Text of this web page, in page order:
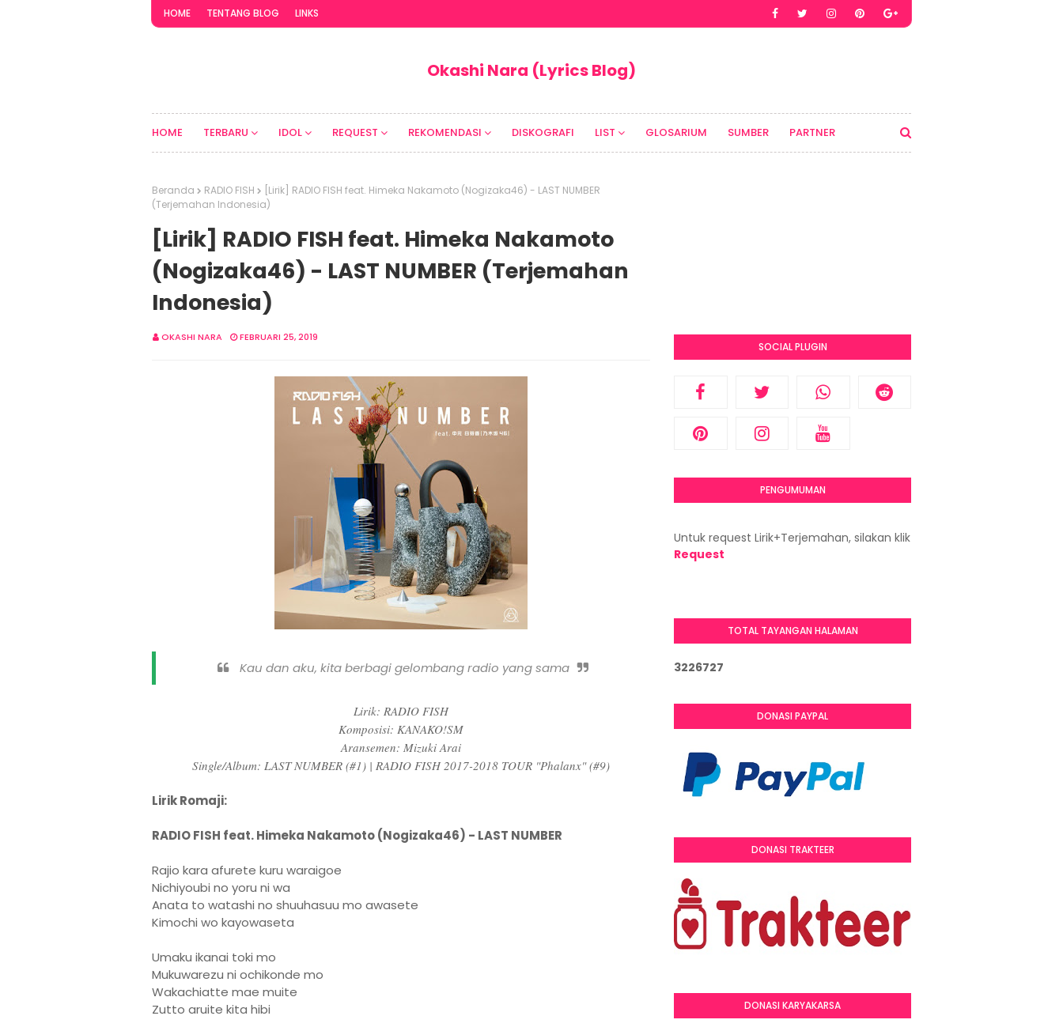
HOME TENTANG BLOG LINKS
Okashi Nara (Lyrics Blog)
HOME TERBARU IDOL REQUEST REKOMENDASI DISKOGRAFI LIST GLOSARIUM SUMBER PARTNER
Beranda RADIO FISH
[Lirik] RADIO FISH feat. Himeka Nakamoto (Nogizaka46) - LAST NUMBER
(Terjemahan Indonesia)
[Lirik] RADIO FISH feat. Himeka Nakamoto
(Nogizaka46) - LAST NUMBER (Terjemahan
Indonesia)
OKASHI NARA FEBRUARI 25, 2019
Kau dan aku, kita berbagi gelombang radio yang sama
Lirik: RADIO FISH
Komposisi: KANAKO!SM
Aransemen: Mizuki Arai
Single/Album: LAST NUMBER (#1) | RADIO FISH 2017-2018 TOUR "Phalanx" (#9)
Lirik Romaji:
RADIO FISH feat. Himeka Nakamoto (Nogizaka46) - LAST NUMBER
Rajio kara afurete kuru waraigoe
Nichiyoubi no yoru ni wa
Anata to watashi no shuuhasuu mo awasete
Kimochi wo kayowaseta
Umaku ikanai toki mo
Mukuwarezu ni ochikonde mo
Wakachiatte mae muite
Zutto aruite kita hibi
SOCIAL PLUGIN
PENGUMUMAN
Untuk request Lirik+Terjemahan, silakan klik
Request
TOTAL TAYANGAN HALAMAN
3226727
DONASI PAYPAL
DONASI TRAKTEER
DONASI KARYAKARSA